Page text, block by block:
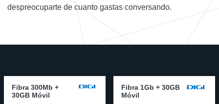
despreocuparte de cuanto gastas conversando.
Fibra 300Mb +
30GB Móvil
Fibra 1Gb + 30GB
Móvil